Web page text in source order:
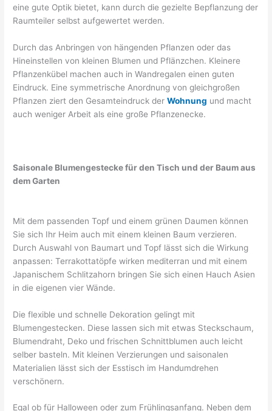
eine gute Optik bietet, kann durch die gezielte Bepflanzung der
Raumteiler selbst aufgewertet werden.
Durch das Anbringen von hängenden Pflanzen oder das
Hineinstellen von kleinen Blumen und Pflänzchen. Kleinere
Pflanzenkübel machen auch in Wandregalen einen guten
Eindruck. Eine symmetrische Anordnung von gleichgroßen
Pflanzen ziert den Gesamteindruck derWohnung und macht
auch weniger Arbeit als eine große Pflanzenecke.
Saisonale Blumengestecke für den Tisch und der Baum aus
dem Garten
Mit dem passenden Topf und einem grünen Daumen können
Sie sich Ihr Heim auch mit einem kleinen Baum verzieren.
Durch Auswahl von Baumart und Topf lässt sich die Wirkung
anpassen: Terrakottatöpfe wirken mediterran und mit einem
Japanischem Schlitzahorn bringen Sie sich einen Hauch Asien
in die eigenen vier Wände.
Die flexible und schnelle Dekoration gelingt mit
Blumengestecken. Diese lassen sich mit etwas Steckschaum,
Blumendraht, Deko und frischen Schnittblumen auch leicht
selber basteln. Mit kleinen Verzierungen und saisonalen
Materialien lässt sich der Esstisch im Handumdrehen
verschönern.
Egal ob für Halloween oder zum Frühlingsanfang. Neben dem